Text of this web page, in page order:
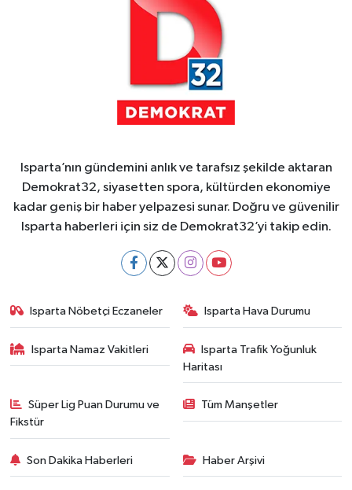
Isparta’nın gündemini anlık ve tarafsız şekilde aktaran
Demokrat32, siyasetten spora, kültürden ekonomiye
kadar geniş bir haber yelpazesi sunar. Doğru ve güvenilir
Isparta haberleri için siz de Demokrat32’yi takip edin.
Isparta Nöbetçi Eczaneler Isparta Hava Durumu
Isparta Namaz Vakitleri
Isparta Trafik Yoğunluk
Haritası
Süper Lig Puan Durumu ve
Fikstür
Tüm Manşetler
Son Dakika Haberleri Haber Arşivi